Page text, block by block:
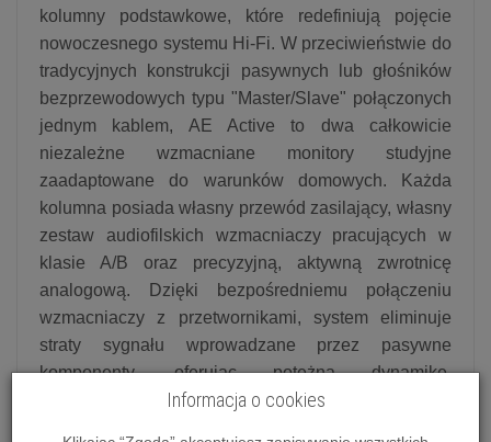
kolumny podstawkowe, które redefiniują pojęcie
nowoczesnego systemu Hi-Fi. W przeciwieństwie do
tradycyjnych konstrukcji pasywnych lub głośników
bezprzewodowych typu "Master/Slave" połączonych
jednym kablem, AE Active to dwa całkowicie
niezależne wzmacniane monitory studyjne
zaadaptowane do warunków domowych. Każda
kolumna posiada własny przewód zasilający, własny
zestaw audiofilskich wzmacniaczy pracujących w
klasie A/B oraz precyzyjną, aktywną zwrotnicę
analogową. Dzięki bezpośredniemu połączeniu
wzmacniaczy z przetwornikami, system eliminuje
straty sygnału wprowadzane przez pasywne
komponenty, oferując potężną dynamikę,
nieskazitelną czystość oraz rozmach brzmienia, który
Informacja o cookies